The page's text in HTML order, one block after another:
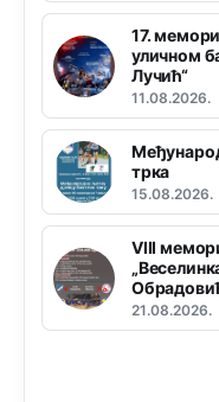
17.
уличном
Лучић“
11.08.2026.
трка
15.08.2026.
VIII
21.08.2026.